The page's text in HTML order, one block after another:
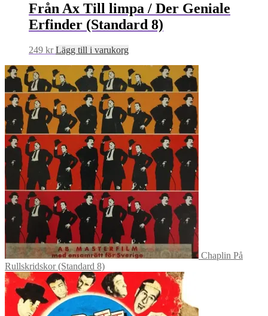
Från Ax Till limpa / Der Geniale
Erfinder (Standard 8)
249 kr Lägg till i varukorg
Chaplin På
Rullskridskor (Standard 8)